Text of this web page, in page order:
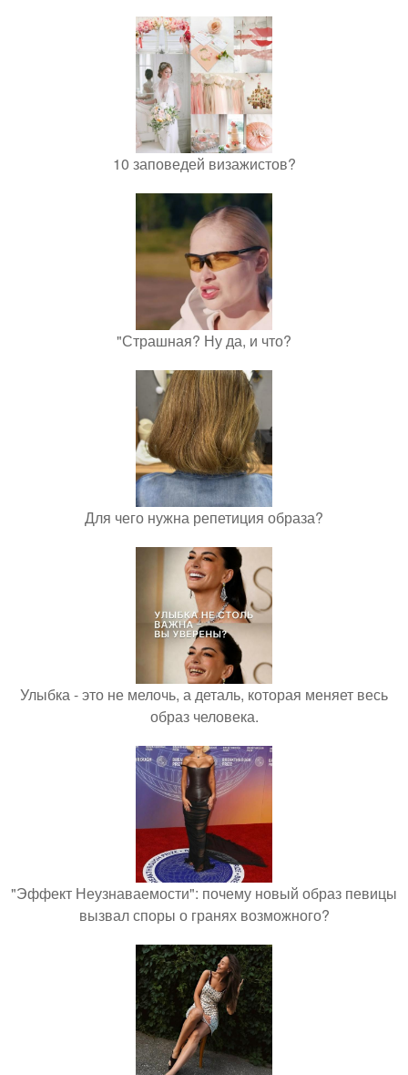
10 заповедей визажистов?
"Страшная? Ну да, и что?
Для чего нужна репетиция образа?
Улыбка - это не мелочь, а деталь, которая меняет весь
образ человека.
"Эффект Неузнаваемости": почему новый образ певицы
вызвал споры о гранях возможного?